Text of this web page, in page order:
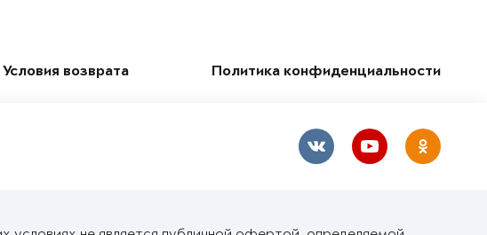
Условия возврата Политика конфиденциальности